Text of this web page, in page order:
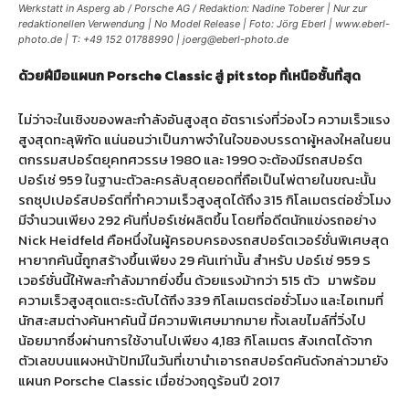
Werkstatt in Asperg ab / Porsche AG / Redaktion: Nadine Toberer | Nur zur
redaktionellen Verwendung | No Model Release | Foto: Jörg Eberl | www.eberl-
photo.de | T: +49 152 01788990 | joerg@eberl-photo.de
ด้วยฝีมือแผนก Porsche Classic สู่ pit stop ที่เหนือชั้นที่สุด
ไม่ว่าจะในเชิงของพละกำลังอันสูงสุด อัตราเร่งที่ว่องไว ความเร็วแรง
สูงสุดทะลุพิกัด แน่นอนว่าเป็นภาพจำในใจของบรรดาผู้หลงใหลในยน
ตกรรมสปอร์ตยุคทศวรรษ 1980 และ 1990 จะต้องมีรถสปอร์ต
ปอร์เช่ 959 ในฐานะตัวละครลับสุดยอดที่ถือเป็นไพ่ตายในขณะนั้น
รถซุปเปอร์สปอร์ตที่ทำความเร็วสูงสุดได้ถึง 315 กิโลเมตรต่อชั่วโมง
มีจำนวนเพียง 292 คันที่ปอร์เช่ผลิตขึ้น โดยที่อดีตนักแข่งรถอย่าง
Nick Heidfeld คือหนึ่งในผู้ครอบครองรถสปอร์ตเวอร์ชั่นพิเศษสุด
หายากคันนี้ถูกสร้างขึ้นเพียง 29 คันเท่านั้น สำหรับ ปอร์เช่ 959 S
เวอร์ชั่นนี้ให้พละกำลังมากยิ่งขึ้น ด้วยแรงม้ากว่า 515 ตัว มาพร้อม
ความเร็วสูงสุดแตะระดับได้ถึง 339 กิโลเมตรต่อชั่วโมง และไอเทมที่
นักสะสมต่างค้นหาคันนี้ มีความพิเศษมากมาย ทั้งเลขไมล์ที่วิ่งไป
น้อยมากซึ่งผ่านการใช้งานไปเพียง 4,183 กิโลเมตร สังเกตได้จาก
ตัวเลขบนแผงหน้าปัทม์ในวันที่เขานำเอารถสปอร์ตคันดังกล่าวมายัง
แผนก Porsche Classic เมื่อช่วงฤดูร้อนปี 2017